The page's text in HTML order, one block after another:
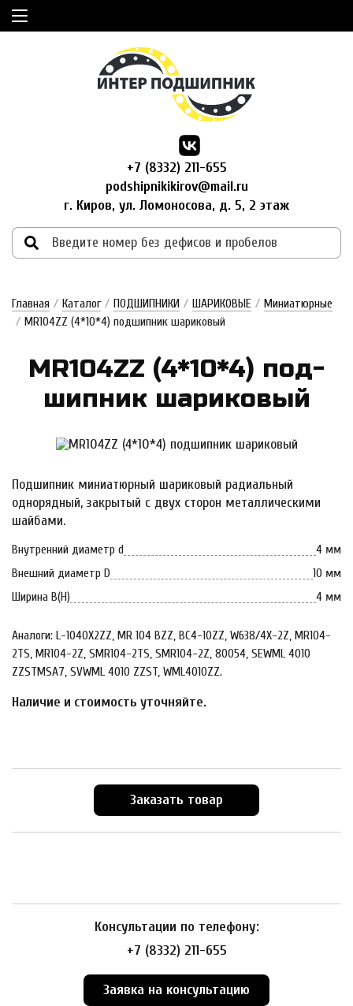
+7 (8332) 211-655
podshipnikikirov@mail.ru
г. Киров, ул. Ломоносова, д. 5, 2 этаж
Главная / Каталог / ПОДШИПНИКИ / ШАРИКОВЫЕ / Миниатюрные
/ MR104ZZ (4*10*4) подшипник шариковый
MR104ZZ (4*10*4) под­
шипник ша­ри­ко­вый
Подшипник миниатюрный шариковый радиальный
однорядный, закрытый с двух сторон металлическими
шайбами.
Внутренний диаметр d
4 мм
Внешний диаметр D
10 мм
Ширина B(H)
4 мм
Аналоги: L-1040X2ZZ, MR 104 BZZ, BC4-10ZZ, W638/4X-2Z, MR104-
2TS, MR104-2Z, SMR104-2TS, SMR104-2Z, 80054, SEWML 4010
ZZSTMSA7, SVWML 4010 ZZST, WML4010ZZ.
Наличие и стоимость уточняйте.
Заказать товар
Консультации по телефону:
+7 (8332) 211-655
Заявка на консультацию